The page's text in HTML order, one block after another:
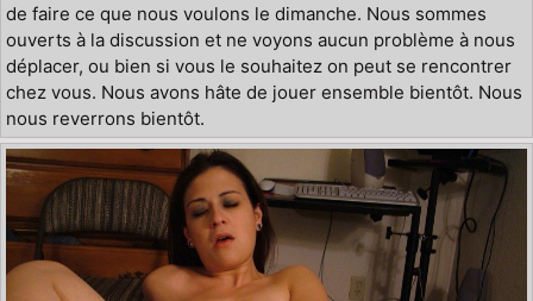
de faire ce que nous voulons le dimanche. Nous sommes
ouverts à la discussion et ne voyons aucun problème à nous
déplacer, ou bien si vous le souhaitez on peut se rencontrer
chez vous. Nous avons hâte de jouer ensemble bientôt. Nous
nous reverrons bientôt.